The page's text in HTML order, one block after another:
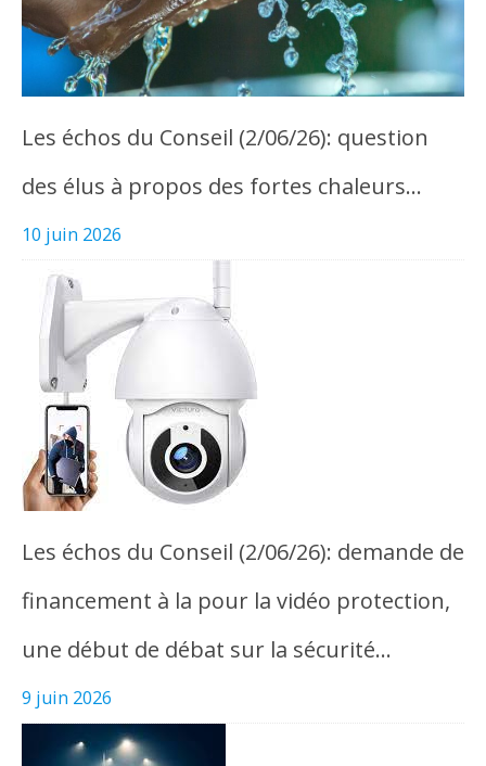
Les échos du Conseil (2/06/26): question
des élus à propos des fortes chaleurs…
10 juin 2026
Les échos du Conseil (2/06/26): demande de
financement à la pour la vidéo protection,
une début de débat sur la sécurité…
9 juin 2026